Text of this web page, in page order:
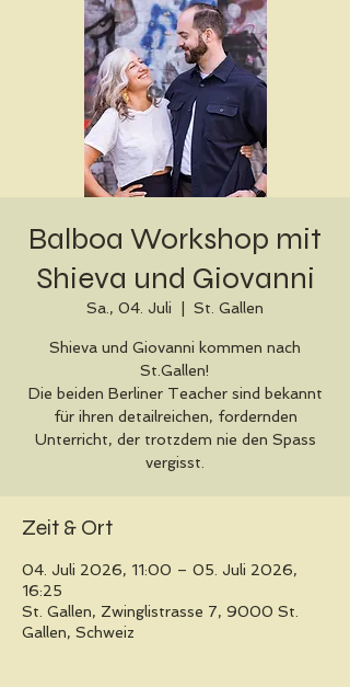
Balboa Workshop mit
Shieva und Giovanni
Sa., 04. Juli St. Gallen
Shieva und Giovanni kommen nach
St.Gallen!
Die beiden Berliner Teacher sind bekannt
für ihren detailreichen, fordernden
Unterricht, der trotzdem nie den Spass
vergisst.
Zeit & Ort
04. Juli 2026, 11:00 – 05. Juli 2026,
16:25
St. Gallen, Zwinglistrasse 7, 9000 St.
Gallen, Schweiz